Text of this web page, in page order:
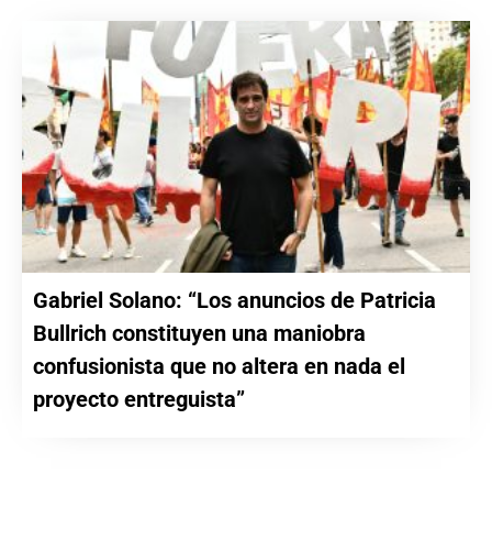
Gabriel Solano: “Los anuncios de Patricia
Bullrich constituyen una maniobra
confusionista que no altera en nada el
proyecto entreguista”